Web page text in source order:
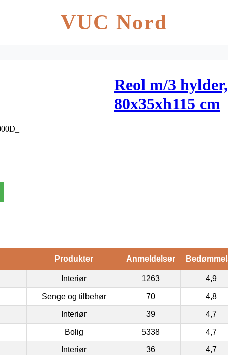
VUC Nord
Reol m/3
80x35xh115 cm
Produkter Anmeldelser
Interiør 1263 4,9
Senge og tilbehør 70 4,8
Interiør 39 4,7
Bolig 5338 4,7
Interiør 36 4,7